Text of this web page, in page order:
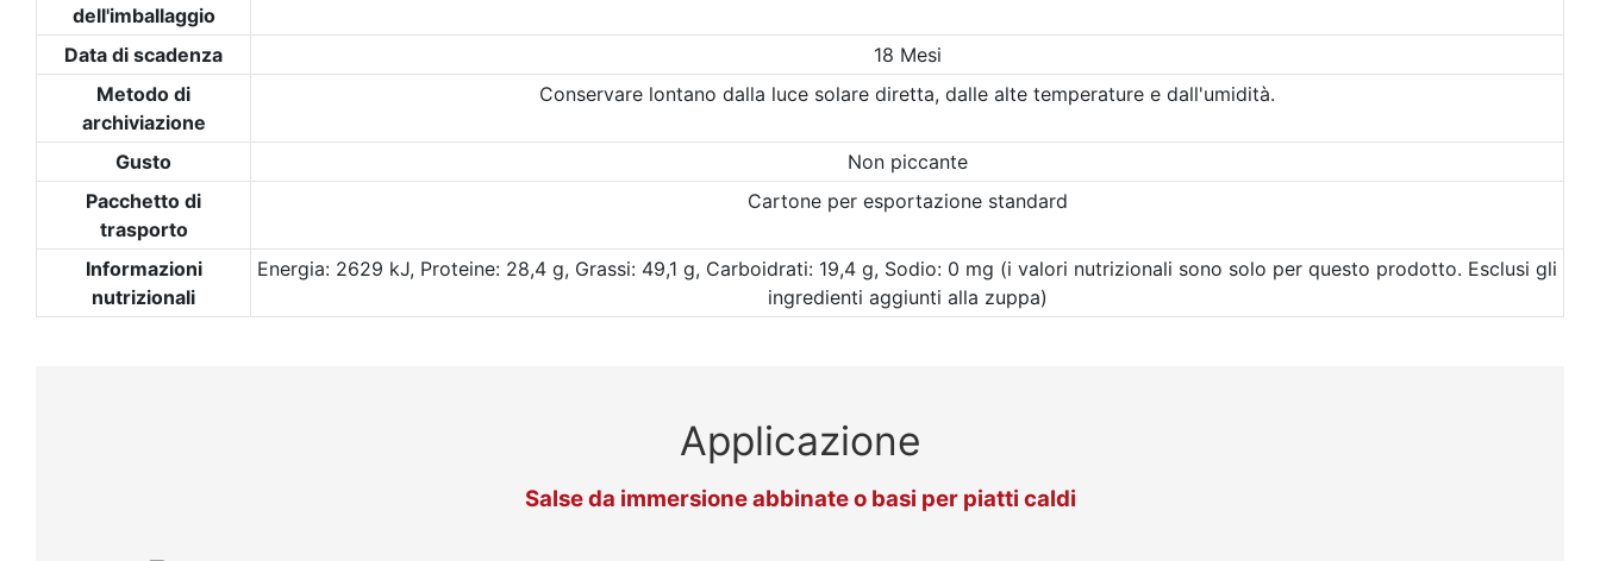
dell'imballaggio
Data di scadenza
18 Mesi
Metodo di
archiviazione
Conservare lontano dalla luce solare diretta, dalle alte temperature e dall'umidità.
Gusto
Non piccante
Pacchetto di
trasporto
Cartone per esportazione standard
Informazioni
nutrizionali
Energia: 2629 kJ, Proteine: 28,4 g, Grassi: 49,1 g, Carboidrati: 19,4 g, Sodio: 0 mg (i valori nutrizionali sono solo per questo prodotto. Esclusi gli
ingredienti aggiunti alla zuppa)
Applicazione
Salse da immersione abbinate o basi per piatti caldi